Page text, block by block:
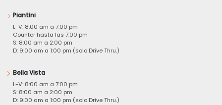
Piantini
L-V: 8:00 am a 7:00 pm
Counter hasta las 7:00 pm
S: 8:00 am a 2:00 pm
D: 9:00 am a 1:00 pm (solo Drive Thru.)
Bella Vista
L-V: 8:00 am a 7:00 pm
S: 8:00 am a 2:00 pm
D: 9:00 am a 1:00 pm (solo Drive Thru.)